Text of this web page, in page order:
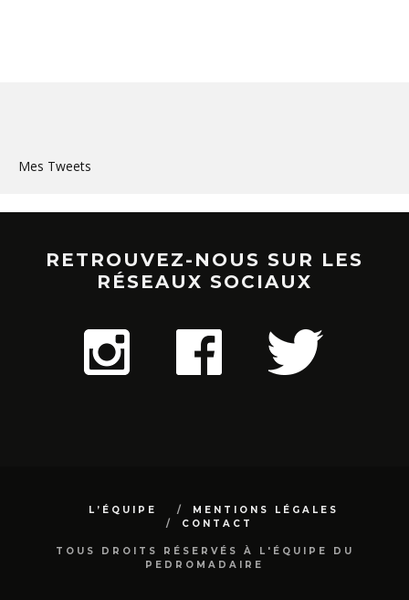
Mes Tweets
RETROUVEZ-NOUS SUR LES
RÉSEAUX SOCIAUX
L’ÉQUIPE
MENTIONS LÉGALES
CONTACT
TOUS DROITS RÉSERVÉS À L'ÉQUIPE DU
PEDROMADAIRE